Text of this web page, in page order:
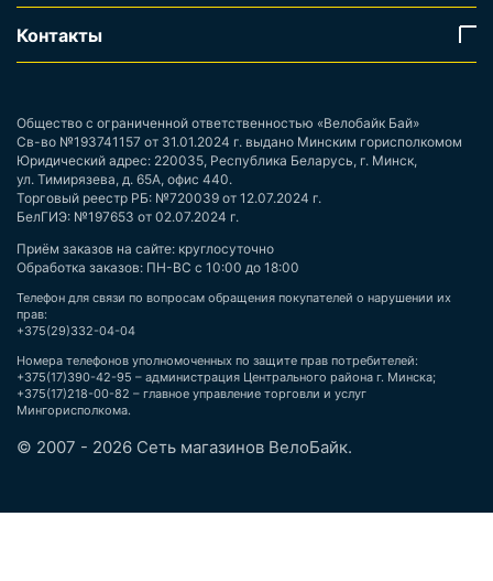
Контакты
Общество с ограниченной ответственностью «Велобайк Бай»
Св-во №193741157 от 31.01.2024 г. выдано Минским горисполкомом
Юридический адрес: 220035, Республика Беларусь, г. Минск,
ул. Тимирязева, д. 65А, офис 440.
Торговый реестр РБ: №720039 от 12.07.2024 г.
БелГИЭ: №197653 от 02.07.2024 г.
Приём заказов на сайте: круглосуточно
Обработка заказов: ПН-ВС с 10:00 до 18:00
Телефон для связи по вопросам обращения покупателей о нарушении их
прав:
+375(29)332-04-04
Номера телефонов уполномоченных по защите прав потребителей:
+375(17)390-42-95 – администрация Центрального района г. Минска;
+375(17)218-00-82 – главное управление торговли и услуг
Мингорисполкома.
© 2007 - 2026 Сеть магазинов ВелоБайк.